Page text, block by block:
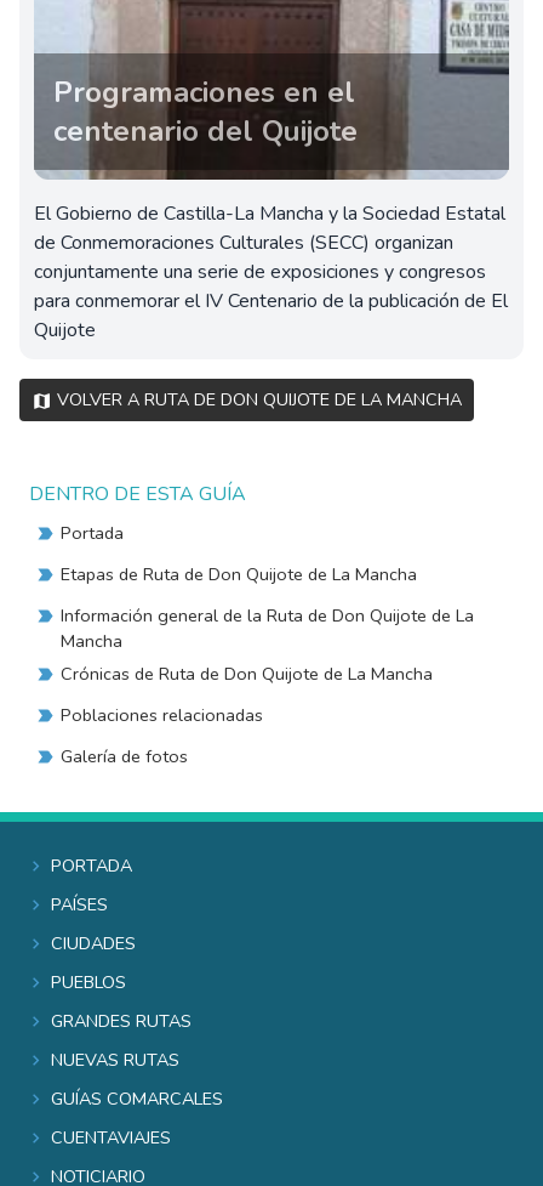
Programaciones en el
centenario del Quijote
El Gobierno de Castilla-La Mancha y la Sociedad Estatal
de Conmemoraciones Culturales (SECC) organizan
conjuntamente una serie de exposiciones y congresos
para conmemorar el IV Centenario de la publicación de El
Quijote
Volver a Ruta de Don Quijote de La Mancha
DENTRO DE ESTA GUÍA
Portada
Etapas de Ruta de Don Quijote de La Mancha
Información general de la Ruta de Don Quijote de La
Mancha
Crónicas de Ruta de Don Quijote de La Mancha
Poblaciones relacionadas
Galería de fotos
Portada
Países
Ciudades
Pueblos
Grandes rutas
Nuevas rutas
Guías comarcales
Cuentaviajes
Noticiario